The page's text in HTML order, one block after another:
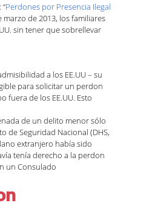
Perdones por Presencia Ilegal
marzo de 2013, los familiares
sin tener que sobrellevar
a los EE.UU – su
para solicitar un perdon
fuera de los EE.UU. Esto
de un delito menor sólo
de Seguridad Nacional (DHS,
extranjero había sido
tenía derecho a la perdon
un Consulado